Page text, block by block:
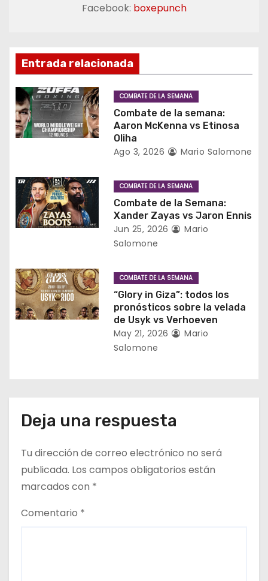
i
ó
n
d
e
n
a
d
Facebook: boxepunch
Entrada relacionada
COMBATE DE LA SEMANA
Combate de la semana:
Aaron McKenna vs Etinosa
Oliha
Ago 3, 2026 Mario Salomone
COMBATE DE LA SEMANA
Combate de la Semana:
Xander Zayas vs Jaron Ennis
Jun 25, 2026
Mario
Salomone
COMBATE DE LA SEMANA
“Glory in Giza”: todos los
pronósticos sobre la velada
de Usyk vs Verhoeven
May 21, 2026
Mario
Salomone
Deja una respuesta
Tu dirección de correo electrónico no será
publicada. Los campos obligatorios están
marcados con *
Comentario *